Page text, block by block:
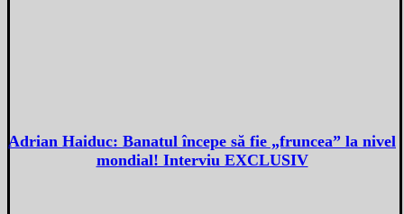
Adrian Haiduc: Banatul începe să fie „fruncea” la nivel
mondial! Interviu EXCLUSIV